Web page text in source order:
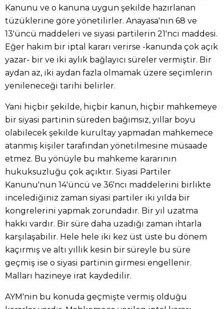
Kanunu ve o kanuna uygun şekilde hazırlanan
tüzüklerine göre yönetilirler. Anayasa'nın 68 ve
13'üncü maddeleri ve siyasi partilerin 21'nci maddesi.
Eğer hakim bir iptal kararı verirse -kanunda çok açık
yazar- bir ve iki aylık bağlayıcı süreler vermiştir. Bir
aydan az, iki aydan fazla olmamak üzere seçimlerin
yenileneceği tarihi belirler.
Yani hiçbir şekilde, hiçbir kanun, hiçbir mahkemeye
bir siyasi partinin süreden bağımsız, yıllar boyu
olabilecek şekilde kurultay yapmadan mahkemece
atanmış kişiler tarafından yönetilmesine müsaade
etmez. Bu yönüyle bu mahkeme kararının
hukuksuzluğu çok açıktır. Siyasi Partiler
Kanunu'nun 14'üncü ve 36'ncı maddelerini birlikte
incelediğiniz zaman siyasi partiler iki yılda bir
kongrelerini yapmak zorundadır. Bir yıl uzatma
hakkı vardır. Bir süre daha uzadığı zaman ihtarla
karşılaşabilir. Hele hele iki kez üst üste bu dönem
kaçırmış ve altı yıllık kesin bir süreyle bu süre
geçmiş ise o siyasi partinin girmesi engellenir.
Malları hazineye irat kaydedilir.
AYM'nin bu konuda geçmişte vermiş olduğu